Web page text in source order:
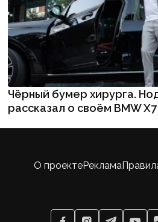
Чёрный бумер хирурга.
рассказал о своём BMW X7
О проектеРеклама